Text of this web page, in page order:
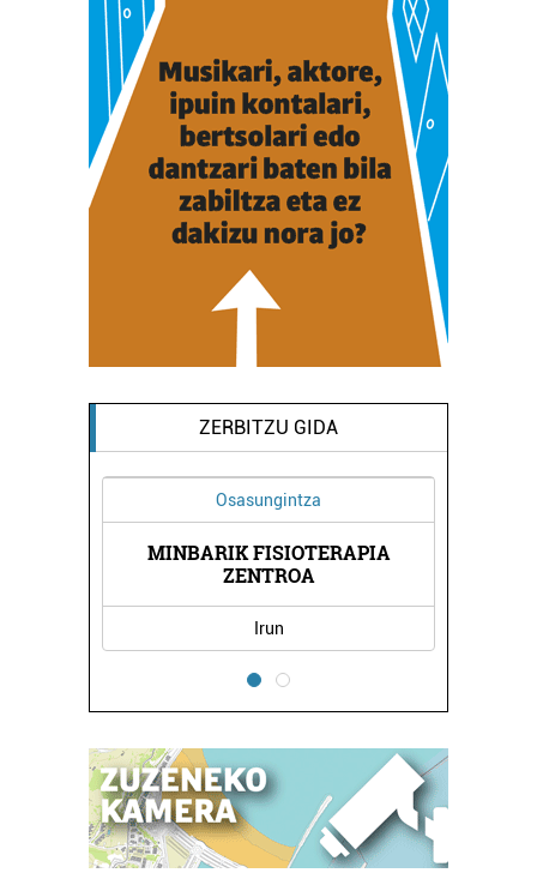
ZERBITZU GIDA
Osasungintza
MINBARIK FISIOTERAPIA
ZENTROA
Irun